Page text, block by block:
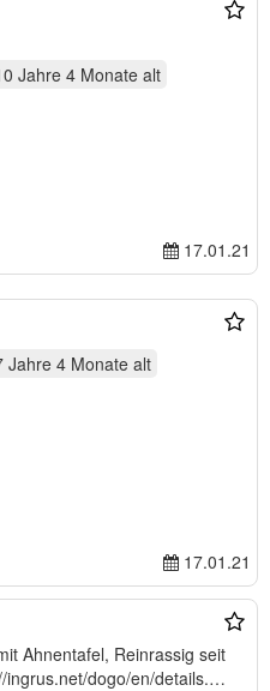
Jahre 4 Monatealt
17.01.21
Jahre 4 Monate alt
17.01.21
Ahnentafel, Reinrassig seit
Prof. Antonio Nores Martinez aus Argentinien. http://ingrus.net/dogo/en/details.…